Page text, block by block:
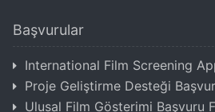
Başvurular
International Film Screening
Proje Geliştirme Desteği
Ulusal Film Gösterimi Başvuru